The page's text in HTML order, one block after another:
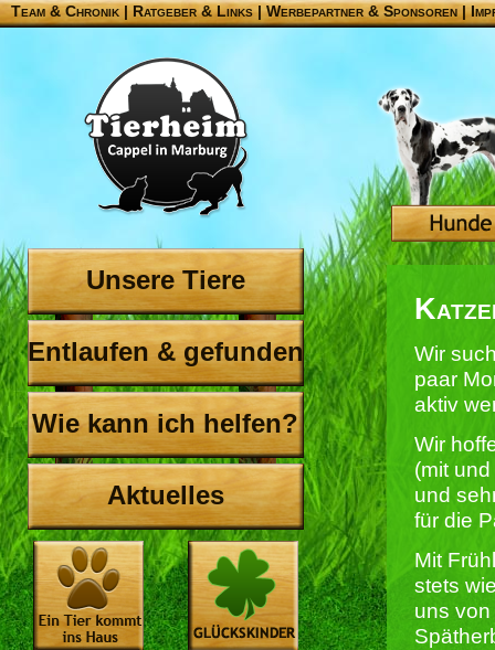
Team & Chronik |Ratgeber & Links|Werbepartner & Sponsoren|
Unsere Tiere
Entlaufen & gefunden
Wie kann ich helfen?
Aktuelles
Wir
paar
aktiv
Wir
(mit
und
für die
Mit
stets
uns